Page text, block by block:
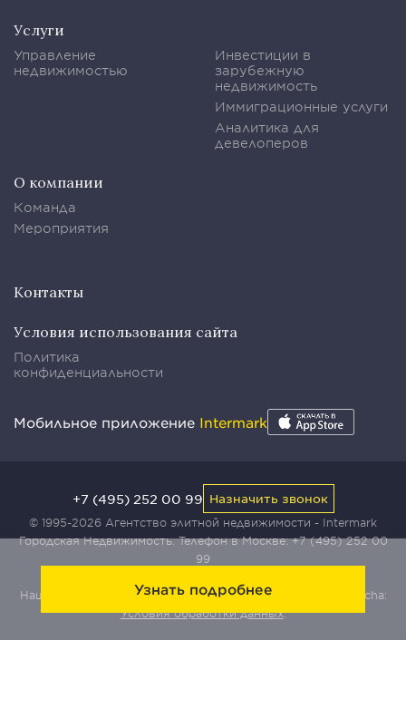
Узнать подробнее
Услуги
Управление
недвижимостью
Инвестиции в
зарубежную
недвижимость
Иммиграционные услуги
Аналитика для
девелоперов
О компании
Команда
Мероприятия
Контакты
Условия использования сайта
Политика
конфиденциальности
Мобильное приложение Intermark
© 1995-2026 Агентство элитной недвижимости - Intermark
Городская Недвижимость. Телефон в Москве:+7 (495) 252 00
99
Наш сайт защищен с помощью сервиса Yandex SmartCaptcha:
Условия обработки данных.
+7 (495) 252 00 99 Назначить звонок